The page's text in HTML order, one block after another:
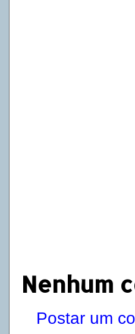
Nenhum
Postar um